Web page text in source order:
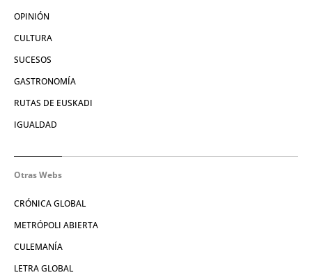
OPINIÓN
CULTURA
SUCESOS
GASTRONOMÍA
RUTAS DE EUSKADI
IGUALDAD
Otras Webs
CRÓNICA GLOBAL
METRÓPOLI ABIERTA
CULEMANÍA
LETRA GLOBAL